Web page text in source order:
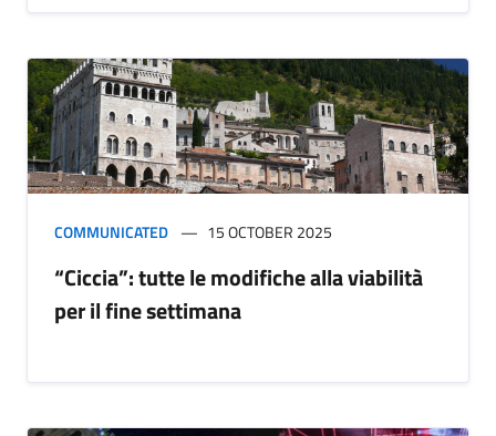
COMMUNICATED 15 OCTOBER 2025
“Ciccia”: tutte le modifiche alla viabilità
per il fine settimana